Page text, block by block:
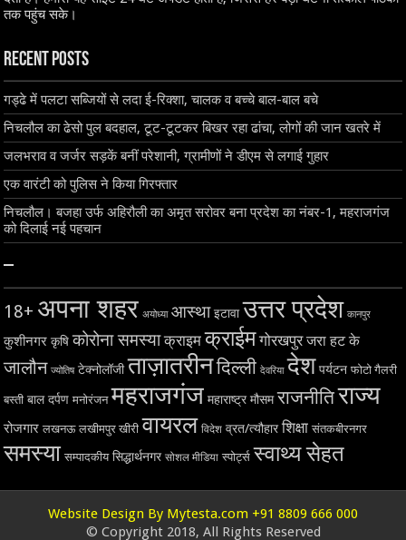
तक पहुंच सके।
Recent Posts
गड्ढे में पलटा सब्जियों से लदा ई-रिक्शा, चालक व बच्चे बाल-बाल बचे
निचलौल का ढेसो पुल बदहाल, टूट-टूटकर बिखर रहा ढांचा, लोगों की जान खतरे में
जलभराव व जर्जर सड़कें बनीं परेशानी, ग्रामीणों ने डीएम से लगाई गुहार
एक वारंटी को पुलिस ने किया गिरफ्तार
निचलौल। बजहा उर्फ अहिरौली का अमृत सरोवर बना प्रदेश का नंबर-1, महराजगंज
को दिलाई नई पहचान
–
18+ अपना शहर अयोध्या आस्था इटावा उत्तर प्रदेश कानपुर
कुशीनगर कृषि कोरोना समस्या क्राइम क्राईम गोरखपुर जरा हट के
जालौन ज्योतिष टेक्नोलॉजी ताज़ातरीनदिल्ली देवरिया देश पर्यटन फोटो गैलरी
बस्ती बाल दर्पण मनोरंजन महराजगंज महाराष्ट्र मौसम राजनीतिराज्य
रोजगार लखनऊ लखीमपुर खीरी वायरल विदेश व्रत/त्यौहार शिक्षा संतकबीरनगर
समस्या सम्पादकीय सिद्धार्थनगर सोशल मीडिया स्पोर्ट्स स्वाथ्य सेहत
Website Design By Mytesta.com +91 8809 666 000
© Copyright 2018, All Rights Reserved